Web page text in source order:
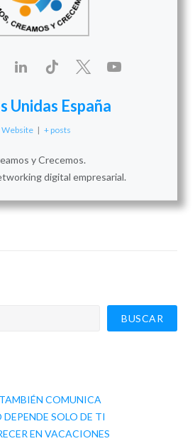
Unidas España
Website | + posts
y Crecemos.
digital empresarial.
BUSCAR
COMUNICA
SOLO DE TI
EN VACACIONES